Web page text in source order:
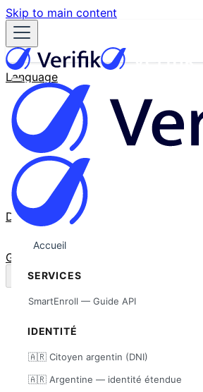
Skip to main content
Language
English
Español
Français
Português
한국어
日本語
中文
Docs
GitHub
Accueil
SERVICES
SmartEnroll — Guide API
IDENTITÉ
🇦🇷 Citoyen argentin (DNI)
🇦🇷 Argentine — identité étendue